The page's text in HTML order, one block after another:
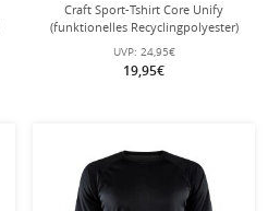
Craft Sport-Tshirt Core Unify
(funktionelles Recyclingpolyester)
grün Herren
UVP: 24,95€
19,95€